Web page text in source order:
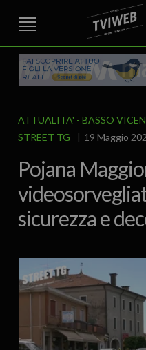
STREET TG CRONACA
AREA BERICA
EDITORIALE ITALIA E MONDO
SPORT
IL GRAFFIO FOOD & DRINK
ATTUALITA'
BASSO
STREET TG
19 Maggio
Pojana
sicurezza e